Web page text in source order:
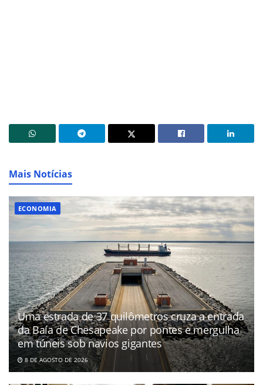
Mais Notícias
ECONOMIA
Uma estrada de 37 quilômetros cruza a entrada
da Baía de Chesapeake por pontes e mergulha
em túneis sob navios gigantes
8 DE AGOSTO DE 2026